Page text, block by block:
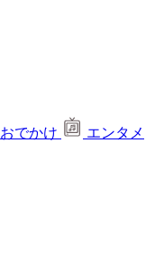
おでかけ
エンタメ